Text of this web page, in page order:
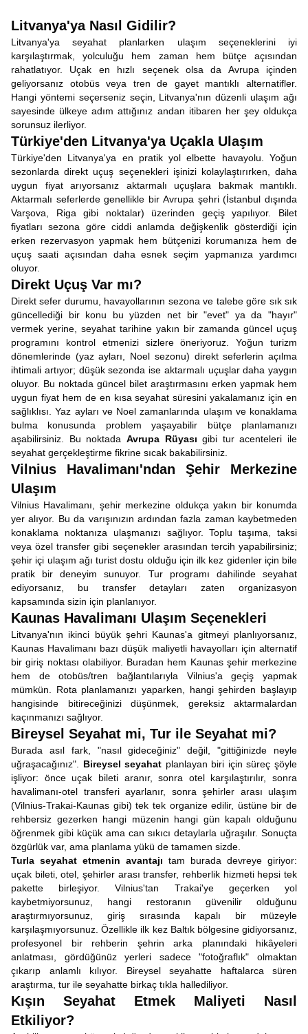
Litvanya'ya Nasıl Gidilir?
Litvanya'ya seyahat planlarken ulaşım seçeneklerini iyi
karşılaştırmak, yolculuğu hem zaman hem bütçe açısından
rahatlatıyor. Uçak en hızlı seçenek olsa da Avrupa içinden
geliyorsanız otobüs veya tren de gayet mantıklı alternatifler.
Hangi yöntemi seçerseniz seçin, Litvanya'nın düzenli ulaşım ağı
sayesinde ülkeye adım attığınız andan itibaren her şey oldukça
sorunsuz ilerliyor.
Türkiye'den Litvanya'ya Uçakla Ulaşım
Türkiye'den Litvanya'ya en pratik yol elbette havayolu. Yoğun
sezonlarda direkt uçuş seçenekleri işinizi kolaylaştırırken, daha
uygun fiyat arıyorsanız aktarmalı uçuşlara bakmak mantıklı.
Aktarmalı seferlerde genellikle bir Avrupa şehri (İstanbul dışında
Varşova, Riga gibi noktalar) üzerinden geçiş yapılıyor. Bilet
fiyatları sezona göre ciddi anlamda değişkenlik gösterdiği için
erken rezervasyon yapmak hem bütçenizi korumanıza hem de
uçuş saati açısından daha esnek seçim yapmanıza yardımcı
oluyor.
Direkt Uçuş Var mı?
Direkt sefer durumu, havayollarının sezona ve talebe göre sık sık
güncellediği bir konu bu yüzden net bir "evet" ya da "hayır"
vermek yerine, seyahat tarihine yakın bir zamanda güncel uçuş
programını kontrol etmenizi sizlere öneriyoruz. Yoğun turizm
dönemlerinde (yaz ayları, Noel sezonu) direkt seferlerin açılma
ihtimali artıyor; düşük sezonda ise aktarmalı uçuşlar daha yaygın
oluyor. Bu noktada güncel bilet araştırmasını erken yapmak hem
uygun fiyat hem de en kısa seyahat süresini yakalamanız için en
sağlıklısı. Yaz ayları ve Noel zamanlarında ulaşım ve konaklama
bulma konusunda problem yaşayabilir bütçe planlamanızı
aşabilirsiniz. Bu noktada Avrupa Rüyası gibi tur acenteleri ile
seyahat gerçekleştirme fikrine sıcak bakabilirsiniz.
Vilnius Havalimanı'ndan Şehir Merkezine
Ulaşım
Vilnius Havalimanı, şehir merkezine oldukça yakın bir konumda
yer alıyor. Bu da varışınızın ardından fazla zaman kaybetmeden
konaklama noktanıza ulaşmanızı sağlıyor. Toplu taşıma, taksi
veya özel transfer gibi seçenekler arasından tercih yapabilirsiniz;
şehir içi ulaşım ağı turist dostu olduğu için ilk kez gidenler için bile
pratik bir deneyim sunuyor. Tur programı dahilinde seyahat
ediyorsanız, bu transfer detayları zaten organizasyon
kapsamında sizin için planlanıyor.
Kaunas Havalimanı Ulaşım Seçenekleri
Litvanya'nın ikinci büyük şehri Kaunas'a gitmeyi planlıyorsanız,
Kaunas Havalimanı bazı düşük maliyetli havayolları için alternatif
bir giriş noktası olabiliyor. Buradan hem Kaunas şehir merkezine
hem de otobüs/tren bağlantılarıyla Vilnius'a geçiş yapmak
mümkün. Rota planlamanızı yaparken, hangi şehirden başlayıp
hangisinde bitireceğinizi düşünmek, gereksiz aktarmalardan
kaçınmanızı sağlıyor.
Bireysel Seyahat mi, Tur ile Seyahat mi?
Burada asıl fark, "nasıl gideceğiniz" değil, "gittiğinizde neyle
uğraşacağınız". Bireysel seyahat planlayan biri için süreç şöyle
işliyor: önce uçak bileti aranır, sonra otel karşılaştırılır, sonra
havalimanı-otel transferi ayarlanır, sonra şehirler arası ulaşım
(Vilnius-Trakai-Kaunas gibi) tek tek organize edilir, üstüne bir de
rehbersiz gezerken hangi müzenin hangi gün kapalı olduğunu
öğrenmek gibi küçük ama can sıkıcı detaylarla uğraşılır. Sonuçta
özgürlük var, ama planlama yükü de tamamen sizde.
Turla seyahat etmenin avantajı tam burada devreye giriyor:
uçak bileti, otel, şehirler arası transfer, rehberlik hizmeti hepsi tek
pakette birleşiyor. Vilnius'tan Trakai'ye geçerken yol
kaybetmiyorsunuz, hangi restoranın güvenilir olduğunu
araştırmıyorsunuz, giriş sırasında kapalı bir müzeyle
karşılaşmıyorsunuz. Özellikle ilk kez Baltık bölgesine gidiyorsanız,
profesyonel bir rehberin şehrin arka planındaki hikâyeleri
anlatması, gördüğünüz yerleri sadece "fotoğraflık" olmaktan
çıkarıp anlamlı kılıyor. Bireysel seyahatte haftalarca süren
araştırma, tur ile seyahatte birkaç tıkla hallediliyor.
Kışın Seyahat Etmek Maliyeti Nasıl
Etkiliyor?